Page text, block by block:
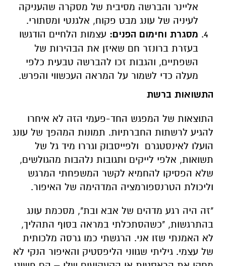
אליינר והברשה מסיבית של מסקרה שהעניקה
לעיניה של עונג מבט פקוח, אלגנטי ומסתורי.
מסגרת וחימום הפנים: עצמות הלחיים הודגשו
בעזרת ברונזר חם שאיזן את הבהירות של
השפתיים, והגבות זכו להברשה טבעית כלפי
מעלה כדי לשמור על המראה העכשווי והפרש.
התשואות ברשת
התוצאות של המפגש החד-פעמי הזה לא איחרו
להגיע לרשתות החברתיות. תמונות המהפך של עונג
הועלו לאינסטגרם ולפייסבוק וגררו מיד גל של
תשואות, אלפי לייקים ותגובות נלהבות מהגולשים,
שלא הפסיקו להחמיא לקשר המשפחתי המרגש
וליכולת הטרנספורמציה המדהימה של האיפור.
"זה היה רגע מדהים של אבא ובת", מסכמת עונג
בהתרגשות, "כשהסתכלתי במראה בסוף התהליך,
לא האמנתי שזו אני. הרגשתי כמו גרסה מלכותית
של עצמי. גיליתי שגווני הליפסטיק והאיפור הנקי לא